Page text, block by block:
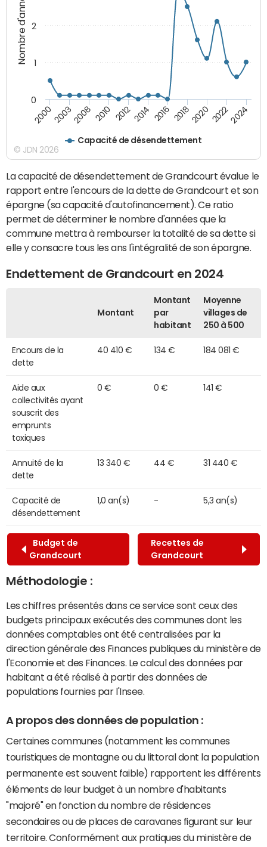
Nombre d'années
Capacité de désendettement
200020032008 2010 2012 2014 2016 20182020 20222024
0
1
2
© JDN 2026
La capacité de désendettement de Grandcourt évalue le
rapport entre l'encours de la dette de Grandcourt et son
épargne (sa capacité d'autofinancement). Ce ratio
permet de déterminer le nombre d'années que la
commune mettra à rembourser la totalité de sa dette si
elle y consacre tous les ans l'intégralité de son épargne.
Endettement de Grandcourt en 2024
Montant
Montant
par
habitant
Moyenne
villages de
250 à 500
Encours de la
dette
40 410 € 134 € 184 081 €
Aide aux
collectivités ayant
souscrit des
emprunts
toxiques
0 € 0 € 141 €
Annuité de la
dette
13 340 € 44 € 31 440 €
Capacité de
désendettement
1,0 an(s) - 5,3 an(s)
Budget de
Grandcourt
Recettes de
Grandcourt
Méthodologie :
Les chiffres présentés dans ce service sont ceux des
budgets principaux exécutés des communes dont les
données comptables ont été centralisées par la
direction générale des Finances publiques du ministère de
l'Economie et des Finances. Le calcul des données par
habitant a été réalisé à partir des données de
populations fournies par l'Insee.
A propos des données de population :
Certaines communes (notamment les communes
touristiques de montagne ou du littoral dont la population
permanente est souvent faible) rapportent les différents
éléments de leur budget à un nombre d'habitants
"majoré" en fonction du nombre de résidences
secondaires ou de places de caravanes figurant sur leur
territoire. Conformément aux pratiques du ministère de